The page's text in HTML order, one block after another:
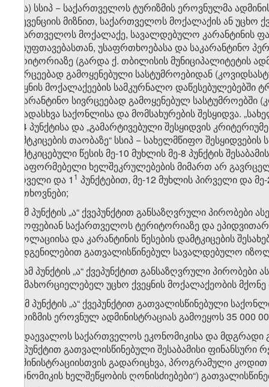
ა) სსიპ − საქართველოს ტურიზმის ეროვნულმა
პრევენციის მიზნით, საქართველოს მოქალაქის ან
საქართველოს მოქალაქე, სავალდებულო კარანტინის
დასუფთავებასთან, უსაფრთხოებასა და საკარანტინო
ტერიტორიაზე (გარდა ქ. თბილისის მუნიციპალიტეტის
სივრცეებად გამოყენებული სასტუმროებიდან
ქვეყნის მოქალაქეების სამკურნალო
საკარანტინო სივრცეებად გამოყენებულ
სხვადასხვა საქონლისა და მომსახურების შესყიდვა.
მე-4 პუნქტისა და „გამარტივებული შესყიდვის
დამტკიცების თაობაზე“ სსიპ − სახელმწიფო
დამტკიცებული წესის მე-10 მუხლის მე-8 პუნქტის
გასაფორმებელი ხელშეკრულებების მიმართ არ
პირველი და 1 ​​​1 პუნქტებით, მე-12 მუხლის პირველი და
მოთხოვნები;
ბ) ამ პუნქტის „ა“ ქვეპუნქტით განსაზღვრული
იმყოფებიან საქართველოს ტერიტორიაზე და
„იზოლაციისა და კარანტინის წესების დამტკიცების
დადგენილებით გათვალისწინებულ სავალდებულო
) ამ პუნქტის „ა“ ქვეპუნქტით განსაზღვრული
განმახორციელებელ უცხო ქვეყნის მოქალაქეობის
გ) ამ პუნქტის „ა“ ქვეპუნქტით გათვალისწინებული
ტურიზმის ეროვნულ ადმინისტრაციას გამოეყოს 35
დ) დაევალოს საქართველოს ეკონომიკისა და მდგრადი
ქვეპუნქტით გათვალისწინებული შესაბამისი
ადმინისტრაციისთვის გადარიცხვა, პროგრამული
ეკონომიკის ხელშეწყობის ღონისძიებები“)